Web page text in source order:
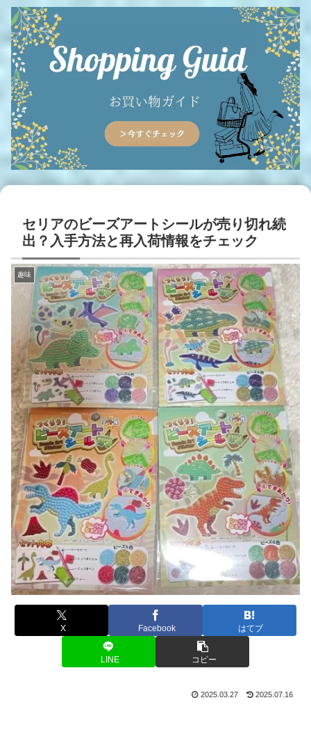
セリアのビーズアートシールが売り切れ続
出？入手方法と再入荷情報をチェック
趣味
X Facebook はてブ
LINE コピー
2025.03.27 2025.07.16